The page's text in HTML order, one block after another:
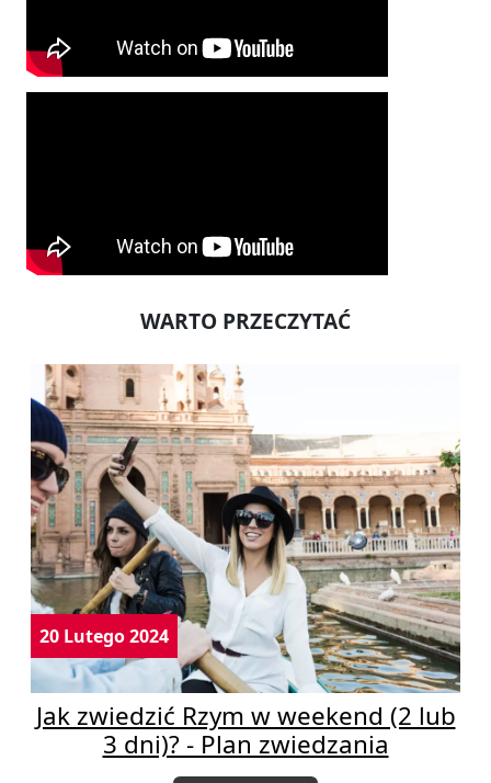
WARTO PRZECZYTAĆ
20 Lutego 2024
Jak zwiedzić Rzym w weekend (2 lub
3 dni)? - Plan zwiedzania